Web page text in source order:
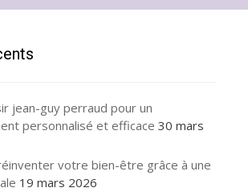
jean-guy perraud pour un
personnalisé et efficace 30 mars
votre bien-être grâce à une
19 mars 2026